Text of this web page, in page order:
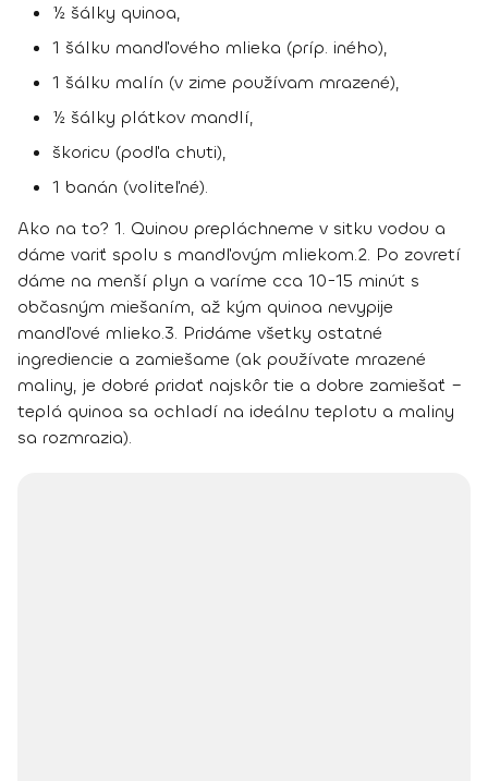
½ šálky quinoa,
1 šálku mandľového mlieka (príp. iného),
1 šálku malín (v zime používam mrazené),
½ šálky plátkov mandlí,
škoricu (podľa chuti),
1 banán (voliteľné).
Ako na to? 1. Quinou prepláchneme v sitku vodou a
dáme variť spolu s mandľovým mliekom.2. Po zovretí
dáme na menší plyn a varíme cca 10-15 minút s
občasným miešaním, až kým quinoa nevypije
mandľové mlieko.3. Pridáme všetky ostatné
ingrediencie a zamiešame (ak používate mrazené
maliny, je dobré pridať najskôr tie a dobre zamiešať –
teplá quinoa sa ochladí na ideálnu teplotu a maliny
sa rozmrazia).